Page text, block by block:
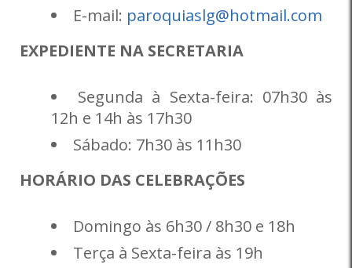
E-mail: paroquiaslg@hotmail.com
EXPEDIENTE NA SECRETARIA
Segunda à Sexta-feira: 07h30 às
12h e 14h às 17h30
Sábado: 7h30 às 11h30
HORÁRIO DAS CELEBRAÇÕES
Domingo às 6h30 / 8h30 e 18h
Terça à Sexta-feira às 19h